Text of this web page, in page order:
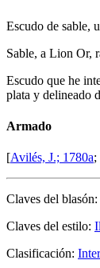
Escudo de sable,
Sable, a Lion Or,
Escudo que he
plata y delineado
Armado
[Avilés, J.; 1780a;
Claves del blasón:
Claves del estilo:
Clasificación: